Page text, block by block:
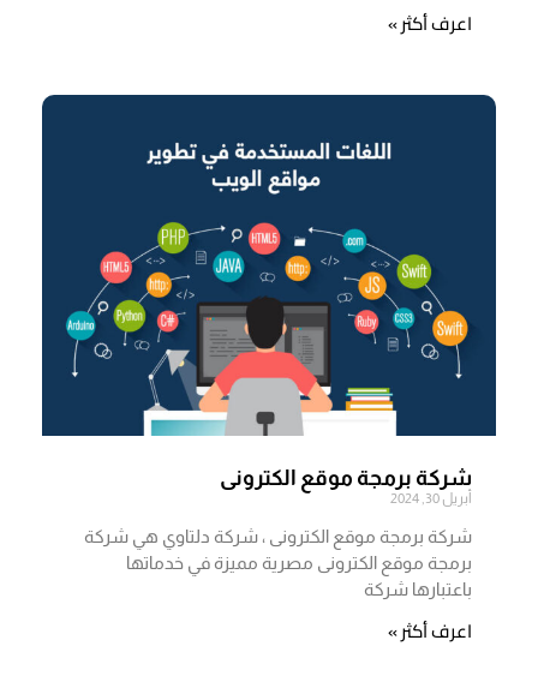
اعرف أكثر »
شركة برمجة موقع الكترونى
أبريل 30, 2024
شركة برمجة موقع الكترونى ، شركة دلتاوي هي شركة
برمجة موقع الكترونى مصرية مميزة في خدماتها
باعتبارها شركة
اعرف أكثر »